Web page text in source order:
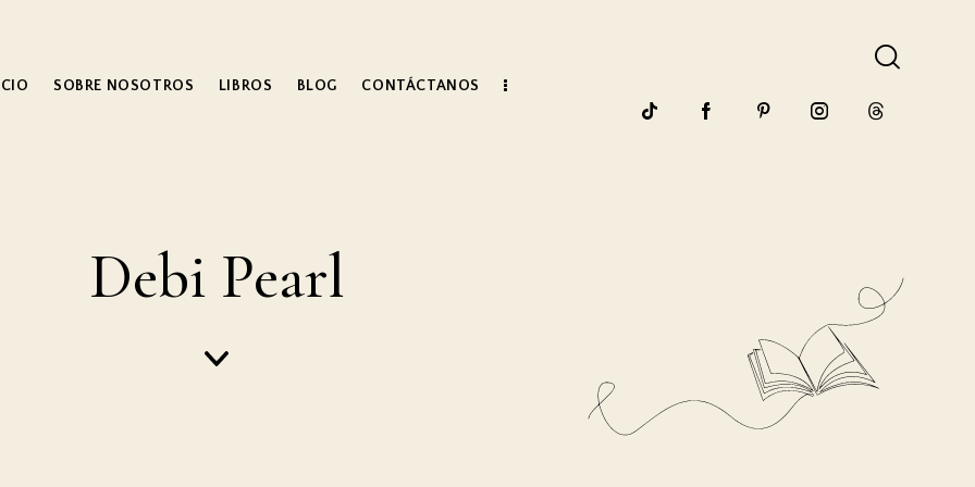
SOBRE NOSOTROS LIBROS BLOG CONTÁCTANOS
Debi Pearl